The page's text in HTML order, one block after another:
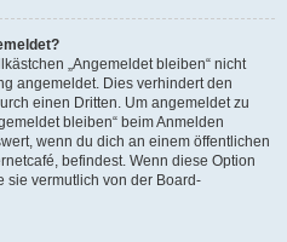
„Angemeldet bleiben“ nicht
angemeldet. Dies verhindert den
einen Dritten. Um angemeldet zu
bleiben“ beim Anmelden
wenn du dich an einem öffentlichen
befindest. Wenn diese Option
sie vermutlich von der Board-